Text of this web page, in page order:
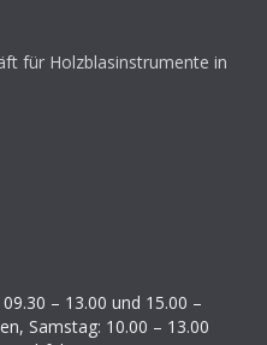
für Holzblasinstrumente in
– 13.00 und 15.00 –
Samstag: 10.00 – 13.00